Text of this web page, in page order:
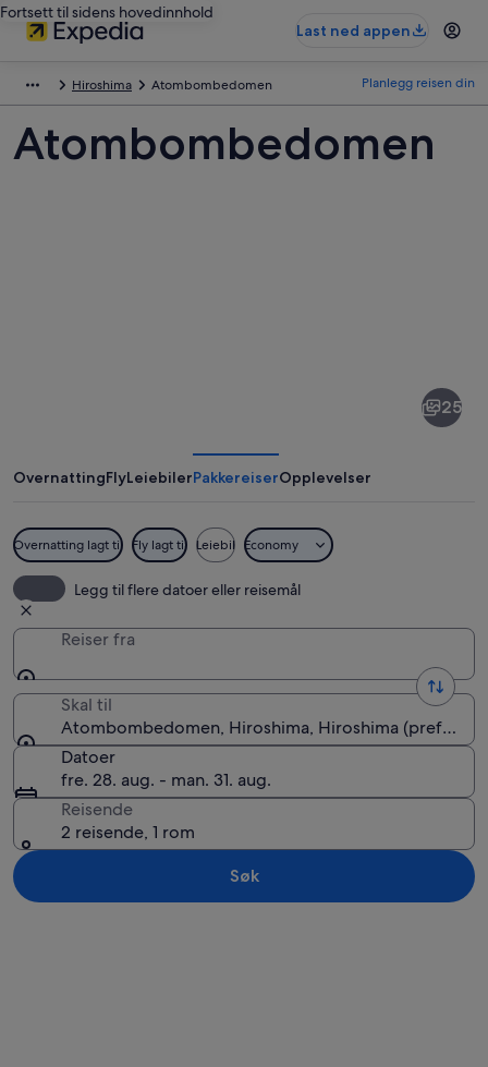
Fortsett til sidens hovedinnhold
Last ned appen
Hiroshima Atombombedomen Planlegg reisen din
Atombombedomen
25
OvernattingFlyLeiebilerPakkereiserOpplevelser
Overnatting lagt til Fly lagt til Leiebil Economy
Legg til flere datoer eller reisemål
Reiser fra
Skal til
Atombombedomen, Hiroshima, Hiroshima
Datoer
fre. 28. aug. - man. 31. aug.
Reisende
2 reisende, 1 rom
Søk